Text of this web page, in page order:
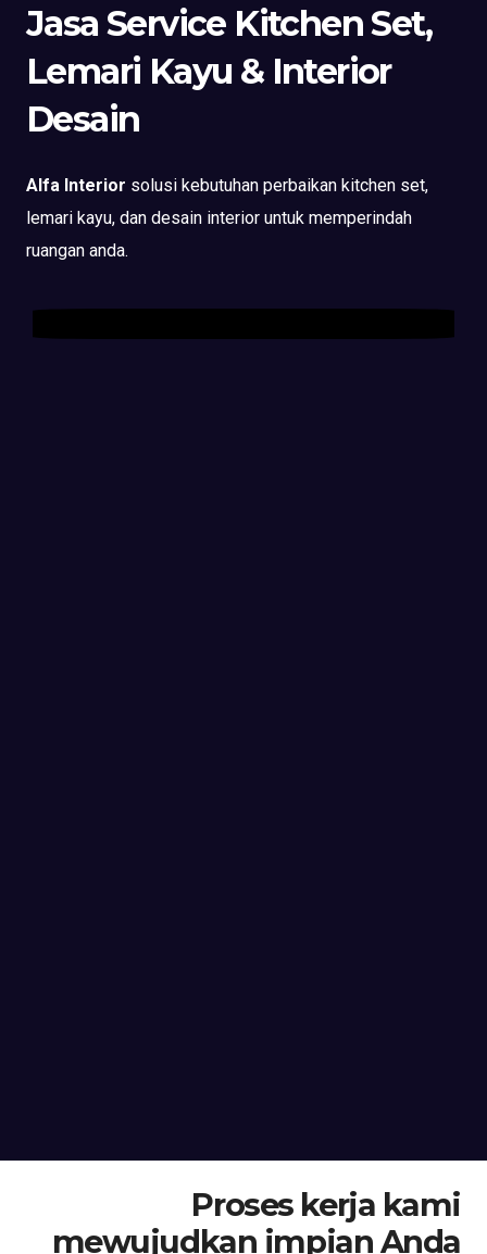
Jasa Service Kitchen Set,
Lemari Kayu & Interior
Desain
Alfa Interior solusi kebutuhan perbaikan kitchen set,
lemari kayu, dan desain interior untuk memperindah
ruangan anda.
Proses kerja kami
mewujudkan impian Anda